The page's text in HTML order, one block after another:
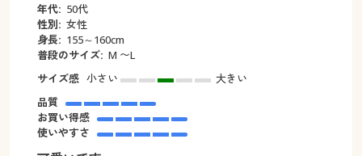
年代: 50代
性別: 女性
身長: 155～160cm
普段のサイズ: M 〜L
サイズ感 小さい
大きい
品質
お買い得感
使いやすさ